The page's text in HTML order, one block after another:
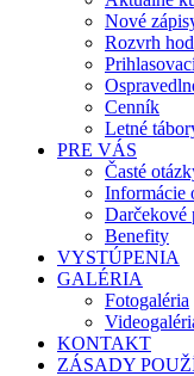
Nové
Rozvrh
Cenník
Letné
PRE VÁS
Časté
Informácie
Darčekové
Benefity
VYSTÚPENIA
GALÉRIA
Fotogaléria
KONTAKT
ZÁSADY